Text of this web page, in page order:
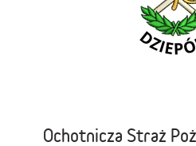
Ochotnicza Straż